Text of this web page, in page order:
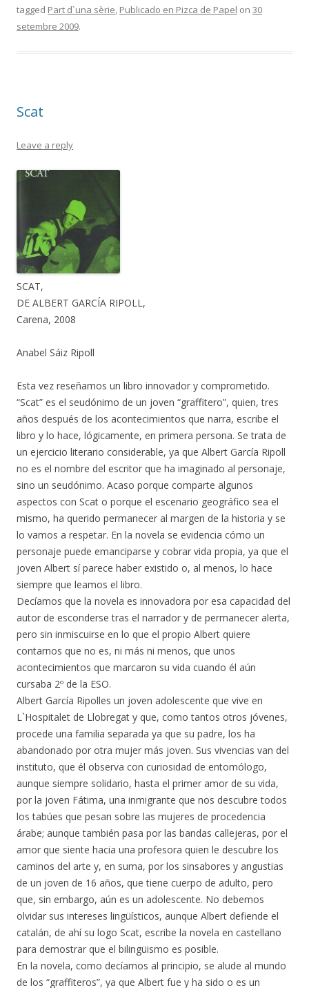
tagged Part d`una sèrie, Publicado en Pizca de Papel on 30
setembre 2009.
Scat
Leave a reply
SCAT,
DE ALBERT GARCÍA RIPOLL,
Carena, 2008
Anabel Sáiz Ripoll
Esta vez reseñamos un libro innovador y comprometido.
“Scat” es el seudónimo de un joven “graffitero”, quien, tres
años después de los acontecimientos que narra, escribe el
libro y lo hace, lógicamente, en primera persona. Se trata de
un ejercicio literario considerable, ya que Albert García Ripoll
no es el nombre del escritor que ha imaginado al personaje,
sino un seudónimo. Acaso porque comparte algunos
aspectos con Scat o porque el escenario geográfico sea el
mismo, ha querido permanecer al margen de la historia y se
lo vamos a respetar. En la novela se evidencia cómo un
personaje puede emanciparse y cobrar vida propia, ya que el
joven Albert sí parece haber existido o, al menos, lo hace
siempre que leamos el libro.
Decíamos que la novela es innovadora por esa capacidad del
autor de esconderse tras el narrador y de permanecer alerta,
pero sin inmiscuirse en lo que el propio Albert quiere
contarnos que no es, ni más ni menos, que unos
acontecimientos que marcaron su vida cuando él aún
cursaba 2º de la ESO.
Albert García Ripolles un joven adolescente que vive en
L`Hospitalet de Llobregat y que, como tantos otros jóvenes,
procede una familia separada ya que su padre, los ha
abandonado por otra mujer más joven. Sus vivencias van del
instituto, que él observa con curiosidad de entomólogo,
aunque siempre solidario, hasta el primer amor de su vida,
por la joven Fátima, una inmigrante que nos descubre todos
los tabúes que pesan sobre las mujeres de procedencia
árabe; aunque también pasa por las bandas callejeras, por el
amor que siente hacia una profesora quien le descubre los
caminos del arte y, en suma, por los sinsabores y angustias
de un joven de 16 años, que tiene cuerpo de adulto, pero
que, sin embargo, aún es un adolescente. No debemos
olvidar sus intereses lingüísticos, aunque Albert defiende el
catalán, de ahí su logo Scat, escribe la novela en castellano
para demostrar que el bilingüismo es posible.
En la novela, como decíamos al principio, se alude al mundo
de los “graffiteros”, ya que Albert fue y ha sido o es un